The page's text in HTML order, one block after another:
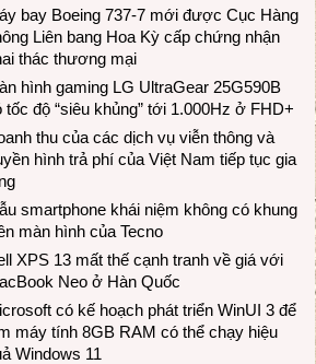
bay Boeing 737-7 mới được Cục Hàng
Liên bang Hoa Kỳ cấp chứng nhận
thác thương mại
hình gaming LG UltraGear 25G590B
tốc độ “siêu khủng” tới 1.000Hz ở FHD+
thu của các dịch vụ viễn thông và
hình trả phí của Việt Nam tiếp tục gia
smartphone khái niệm không có khung
màn hình của Tecno
XPS 13 mất thế cạnh tranh về giá với
Neo ở Hàn Quốc
có kế hoạch phát triển WinUI 3 để
máy tính 8GB RAM có thể chạy hiệu
Windows 11